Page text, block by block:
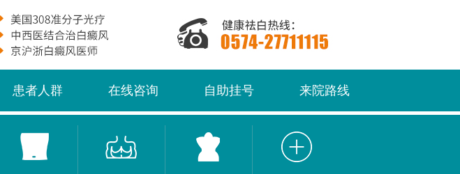
患者人群 在线咨询 自助挂号 来院路线